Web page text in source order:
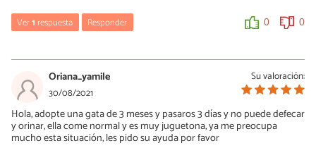
Ver1respuesta Responder 0 0
30/08/2021
Hola, ponerte en manos de un veterinario de confianza. Por
internet no podemos examinar al gato como para saber cuál es el
diagnóstico ni el mejor tratamiento. Un saludo.
Su valoración:
Oriana_yamile
30/08/2021
Hola, adopte una gata de 3 meses y pasaros 3 días y no puede defecar
y orinar, ella come normal y es muy juguetona, ya me preocupa
mucho esta situación, les pido su ayuda por favor